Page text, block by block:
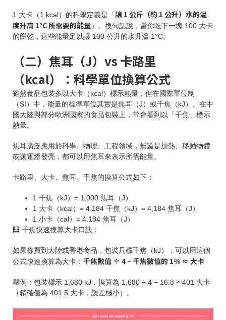
1 大卡（1 kcal）的科學定義是「讓 1 公斤（約 1 公升）水的溫
度升高 1°C 所需要的能量 」。換句話說，當你吃下一塊 100 大卡
的餅乾，這些能量足以讓 100 公升的水升溫 1°C。
（二）焦耳（J）vs 卡路里
（kcal）：科學單位換算公式
雖然食品包裝多以大卡（kcal）標示熱量，但在國際單位制
（SI）中，能量的標準單位其實是焦耳（J）或千焦（kJ）。在中
國大陸與部分歐洲國家的食品包裝上，常會看到以「千焦」標示
熱量。
焦耳廣泛應用於科學、物理、工程領域，無論是加熱、移動物體
或讓電燈發亮，都可以用焦耳來表示所需能量。
卡路里、大卡、焦耳、千焦的換算公式如下：
1 千焦（kJ）= 1,000 焦耳（J）
1 大卡（kcal）= 4.184 千焦（kJ）= 4,184 焦耳（J）
1 小卡（cal）= 4.184 焦耳（J）
🧮 千焦快速換算大卡口訣：
如果你買到大陸或香港食品，包裝只標千焦（kJ），可以用這個
公式快速換算為大卡： 千焦數值 ÷ 4 − 千焦數值的 1% ≈ 大卡
舉例：包裝標示 1,680 kJ，換算為 1,680 ÷ 4 − 16.8 ≈ 401 大卡
（精確值為 401.5 大卡，誤差極小）。